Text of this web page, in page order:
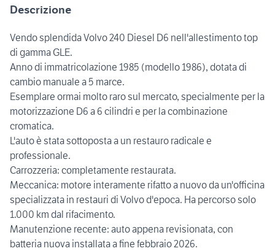
Descrizione
Vendo splendida Volvo 240 Diesel D6 nell'allestimento top
di gamma GLE.
Anno di immatricolazione 1985 (modello 1986), dotata di
cambio manuale a 5 marce.
Esemplare ormai molto raro sul mercato, specialmente per la
motorizzazione D6 a 6 cilindri e per la combinazione
cromatica.
L'auto è stata sottoposta a un restauro radicale e
professionale.
Carrozzeria: completamente restaurata.
Meccanica: motore interamente rifatto a nuovo da un'officina
specializzata in restauri di Volvo d'epoca. Ha percorso solo
1.000 km dal rifacimento.
Manutenzione recente: auto appena revisionata, con
batteria nuova installata a fine febbraio 2026.